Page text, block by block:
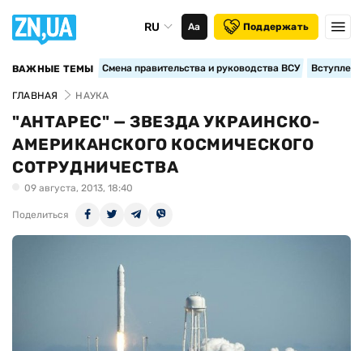
RU Аа Поддержать
ВАЖНЫЕ ТЕМЫ Смена правительства и руководства ВСУ
ГЛАВНАЯ НАУКА
"АНТАРЕС" — ЗВЕЗДА УКРАИНСКО-
АМЕРИКАНСКОГО КОСМИЧЕСКОГО
СОТРУДНИЧЕСТВА
09 августа, 2013, 18:40
Поделиться